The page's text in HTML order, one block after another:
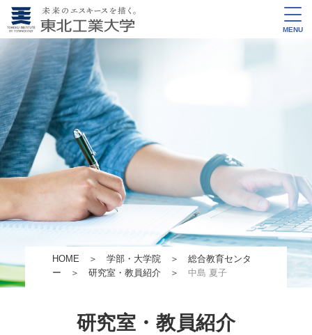
MENU
HOME ＞ 学部・大学院＞ 総合教育センタ
ー ＞ 研究室・教員紹介＞ 中島 夏子
研究室・教員紹介